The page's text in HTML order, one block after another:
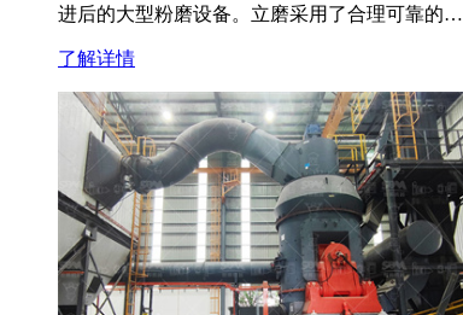
进后的大型粉磨设备。立磨采用了合理可靠的…
了解详情